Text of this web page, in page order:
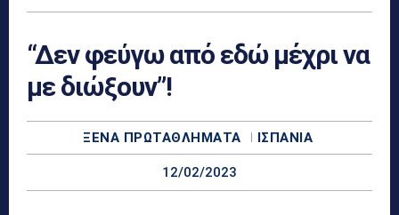
“Δεν φεύγω από εδώ μέχρι να
με διώξουν”!
ΞΈΝΑ ΠΡΩΤΑΘΛΉΜΑΤΑ ΙΣΠΑΝΊΑ
12/02/2023